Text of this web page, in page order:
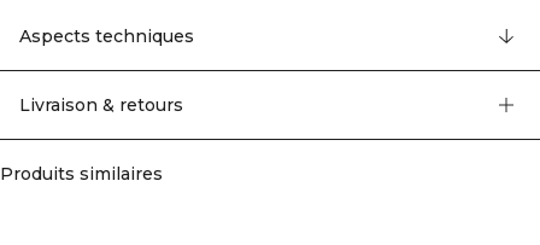
biologique et 20% polyester recyclé, il est suffisamment structuré pour
conserver sa forme mais assez respirant pour être porté régulièrement.
L'encolure légèrement plus haute lui confère une touche raffinée, parfaite
Aspects techniques
Livraison & retours
Produits similaires